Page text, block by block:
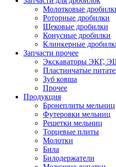
Молотковые
Роторные дробилки
Щековые дробилки
Конусные дробилки
Клинкерные
Запчасти прочее
Экскаваторы ЭКГ,
Пластинчатые
Зуб ковша
Прочее
Продукция
Бронеплиты мельниц
Футеровки мельниц
Решетки мельниц
Торцевые плиты
Молотки
Била
Билодержатели